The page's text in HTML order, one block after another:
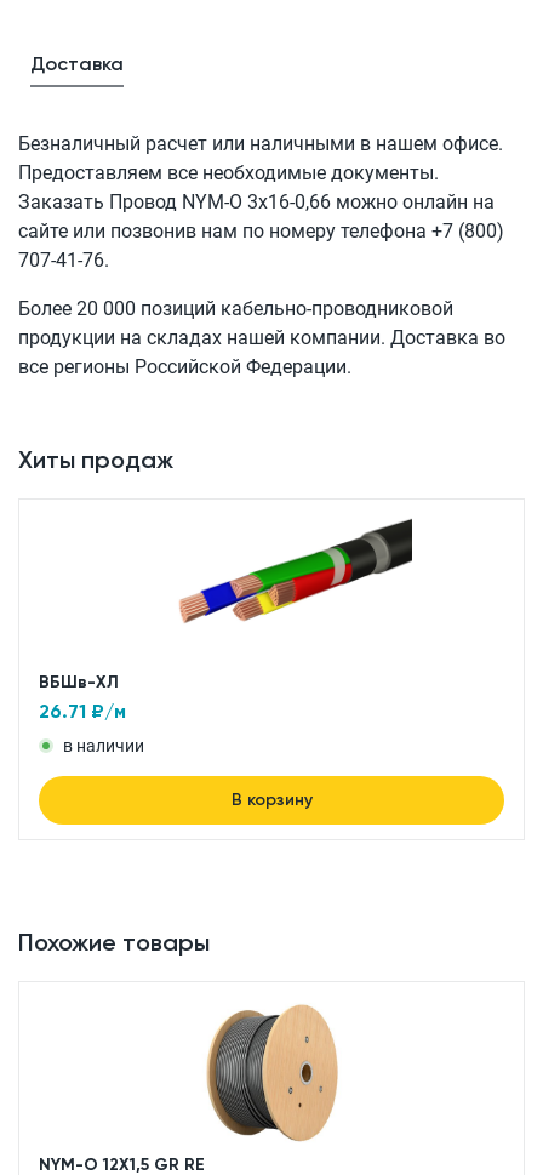
Доставка
Безналичный расчет или наличными в нашем офисе.
Предоставляем все необходимые документы.
Заказать Провод NYM-O 3x16-0,66 можно онлайн на
сайте или позвонив нам по номеру телефона +7 (800)
707-41-76.
Более 20 000 позиций кабельно-проводниковой
продукции на складах нашей компании. Доставка во
все регионы Российской Федерации.
Хиты продаж
ВБШв-ХЛ
26.71 ₽/м
в наличии
В корзину
Похожие товары
NYM-O 12X1,5 GR RE